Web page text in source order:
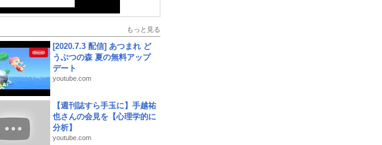
もっと見る
[2020.7.3 配信] あつまれ ど
うぶつの森 夏の無料アップ
デート
youtube.com
【週刊誌すら手玉に】手越祐
也さんの会見を【心理学的に
分析】
youtube.com